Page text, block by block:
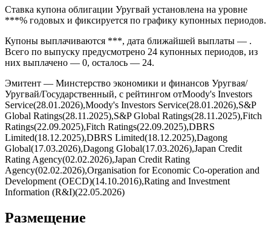
Ставка купона облигации Уругвай установлена на уровне
***% годовых и фиксируется по графику купонных периодов.
Купоны выплачиваются ***, дата ближайшей выплаты — .
Всего по выпуску предусмотрено 24 купонных периодов, из
них выплачено — 0, осталось — 24.
Эмитент — Минстерство экономики и финансов Уругвая/
Уругвай/Государственный, с рейтингом отMoody's Investors
Service(28.01.2026),Moody's Investors Service(28.01.2026),S&P
Global Ratings(28.11.2025),S&P Global Ratings(28.11.2025),Fitch
Ratings(22.09.2025),Fitch Ratings(22.09.2025),DBRS
Limited(18.12.2025),DBRS Limited(18.12.2025),Dagong
Global(17.03.2026),Dagong Global(17.03.2026),Japan Credit
Rating Agency(02.02.2026),Japan Credit Rating
Agency(02.02.2026),Organisation for Economic Co-operation and
Development (OECD)(14.10.2016),Rating and Investment
Information (R&I)(22.05.2026)
Размещение